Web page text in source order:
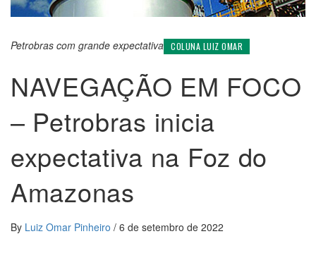
Petrobras com grande expectativa COLUNA LUIZ OMAR
NAVEGAÇÃO EM FOCO
– Petrobras inicia
expectativa na Foz do
Amazonas
By Luiz Omar Pinheiro / 6 de setembro de 2022